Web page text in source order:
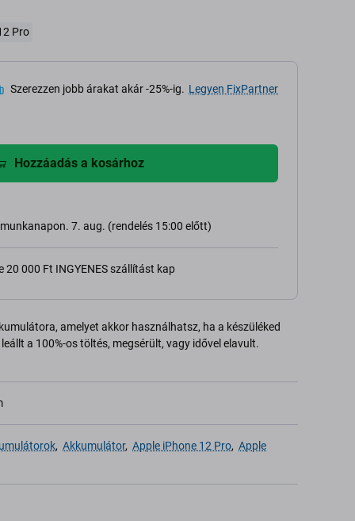
Pro
Szerezzen jobb árakat akár -25%-ig. Legyen FixPartner
Hozzáadás a kosárhoz
7. aug. (rendelés 15:00 előtt)
20 000 Ft INGYENES szállítást kap
amelyet akkor használhatsz, ha a készüléked
a 100%-os töltés, megsérült, vagy idővel elavult.
, Akkumulátor, Apple iPhone 12 Pro, Apple